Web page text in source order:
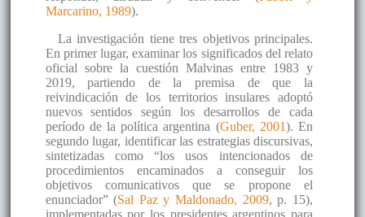
Marcarino, 1989).
La investigación tiene tres objetivos principales.
En primer lugar, examinar los significados del relato
oficial sobre la cuestión Malvinas entre 1983 y
2019, partiendo de la premisa de que la
reivindicación de los territorios insulares adoptó
nuevos sentidos según los desarrollos de cada
período de la política argentina (Guber, 2001). En
segundo lugar, identificar las estrategias discursivas,
sintetizadas como “los usos intencionados de
procedimientos encaminados a conseguir los
objetivos comunicativos que se propone el
enunciador” (Sal Paz y Maldonado, 2009, p. 15),